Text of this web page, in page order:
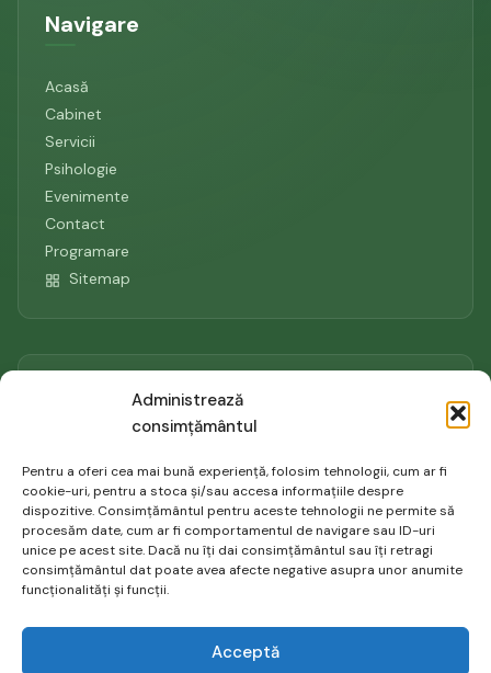
Administrează
consimțământul
Pentru a oferi cea mai bună experiență, folosim tehnologii, cum ar fi
cookie-uri, pentru a stoca și/sau accesa informațiile despre
dispozitive. Consimțământul pentru aceste tehnologii ne permite să
procesăm date, cum ar fi comportamentul de navigare sau ID-uri
unice pe acest site. Dacă nu îți dai consimțământul sau îți retragi
consimțământul dat poate avea afecte negative asupra unor anumite
funcționalități și funcții.
Acceptă
Navigare
Acasă
Cabinet
Servicii
Psihologie
Evenimente
Contact
Programare
Sitemap
Contact
gabriela@psiholog-in-bucuresti.ro
Aleea Niculitel 2, sector 4, Bucuresti